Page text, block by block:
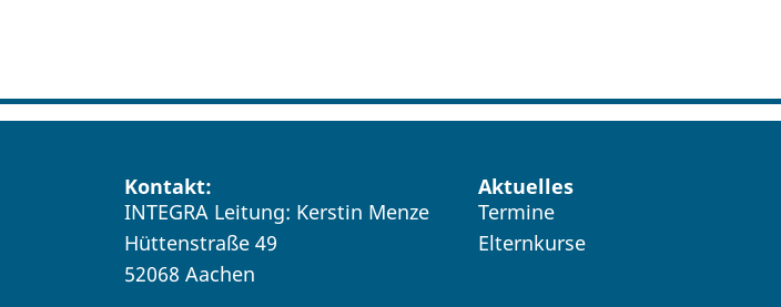
Kontakt:
INTEGRA Leitung: Kerstin Menze
Hüttenstraße 49
52068 Aachen
Aktuelles
Termine
Elternkurse